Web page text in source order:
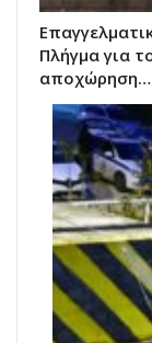
Πλήγμα για
αποχώρηση…